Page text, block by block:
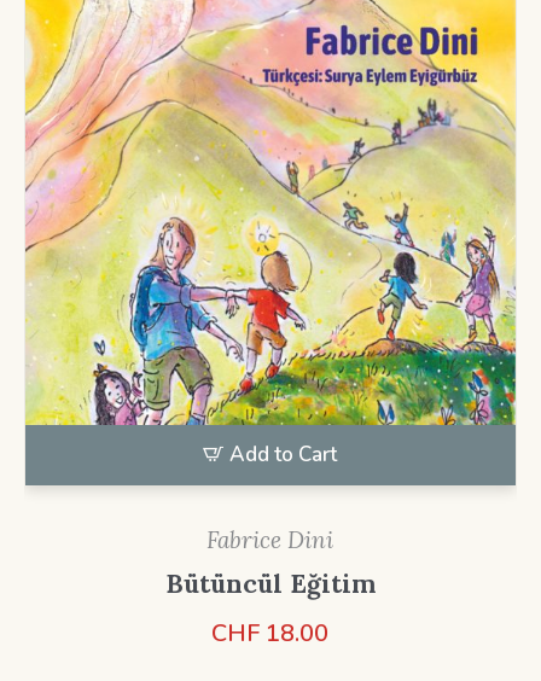
Add to Cart
Fabrice Dini
Bütüncül Eğitim
CHF 18.00